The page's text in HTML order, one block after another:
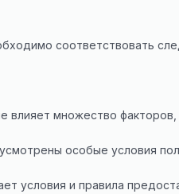
соответствовать
влияет множество
особые условия
условия и правила